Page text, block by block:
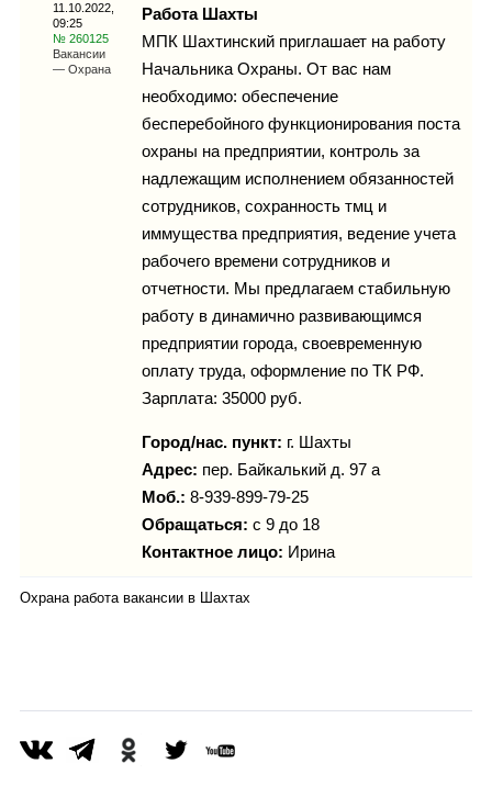
Карты
Фотогалерея
11.10.2022,
09:25
№ 260125
Вакансии
— Охрана
Работа Шахты
МПК Шахтинский приглашает на работу
Начальника Охраны. От вас нам
необходимо: обеспечение
бесперебойного функционирования поста
охраны на предприятии, контроль за
надлежащим исполнением обязанностей
сотрудников, сохранность тмц и
иммущества предприятия, ведение учета
рабочего времени сотрудников и
отчетности. Мы предлагаем стабильную
работу в динамично развивающимся
предприятии города, своевременную
оплату труда, оформление по ТК РФ.
Зарплата: 35000 руб.
Город/нас. пункт: г. Шахты
Адрес: пер. Байкалький д. 97 а
Моб.: 8-939-899-79-25
Обращаться: с 9 до 18
Контактное лицо: Ирина
Охрана работа вакансии в Шахтах